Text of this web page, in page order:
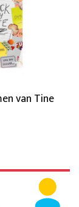
van Tine